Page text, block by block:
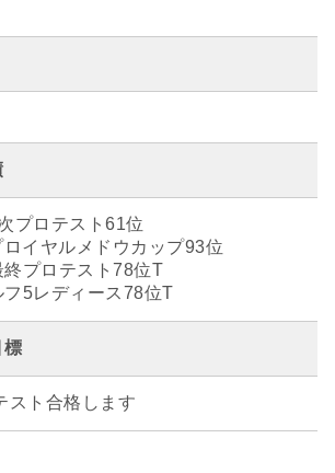
プロテスト61位
イヤルメドウカップ93位
プロテスト78位T
5レディース78位T
標
スト合格します